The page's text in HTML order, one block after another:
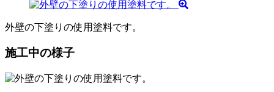
外壁の下塗りの使用塗料です。
施工中の様子